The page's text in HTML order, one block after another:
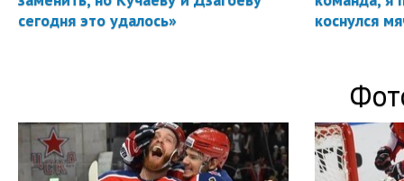
сегодня это удалось»
коснулся